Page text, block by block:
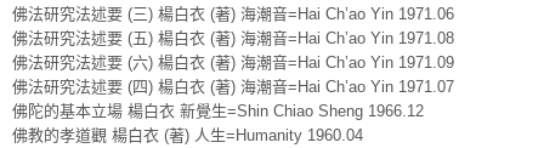
佛法研究法述要 (三) 楊白衣 (著) 海潮音=Hai Ch’ao Yin 1971.06
佛法研究法述要 (五) 楊白衣 (著) 海潮音=Hai Ch’ao Yin 1971.08
佛法研究法述要 (六) 楊白衣 (著) 海潮音=Hai Ch’ao Yin 1971.09
佛法研究法述要 (四) 楊白衣 (著) 海潮音=Hai Ch’ao Yin 1971.07
佛陀的基本立場 楊白衣 新覺生=Shin Chiao Sheng 1966.12
佛教的孝道觀 楊白衣 (著) 人生=Humanity 1960.04